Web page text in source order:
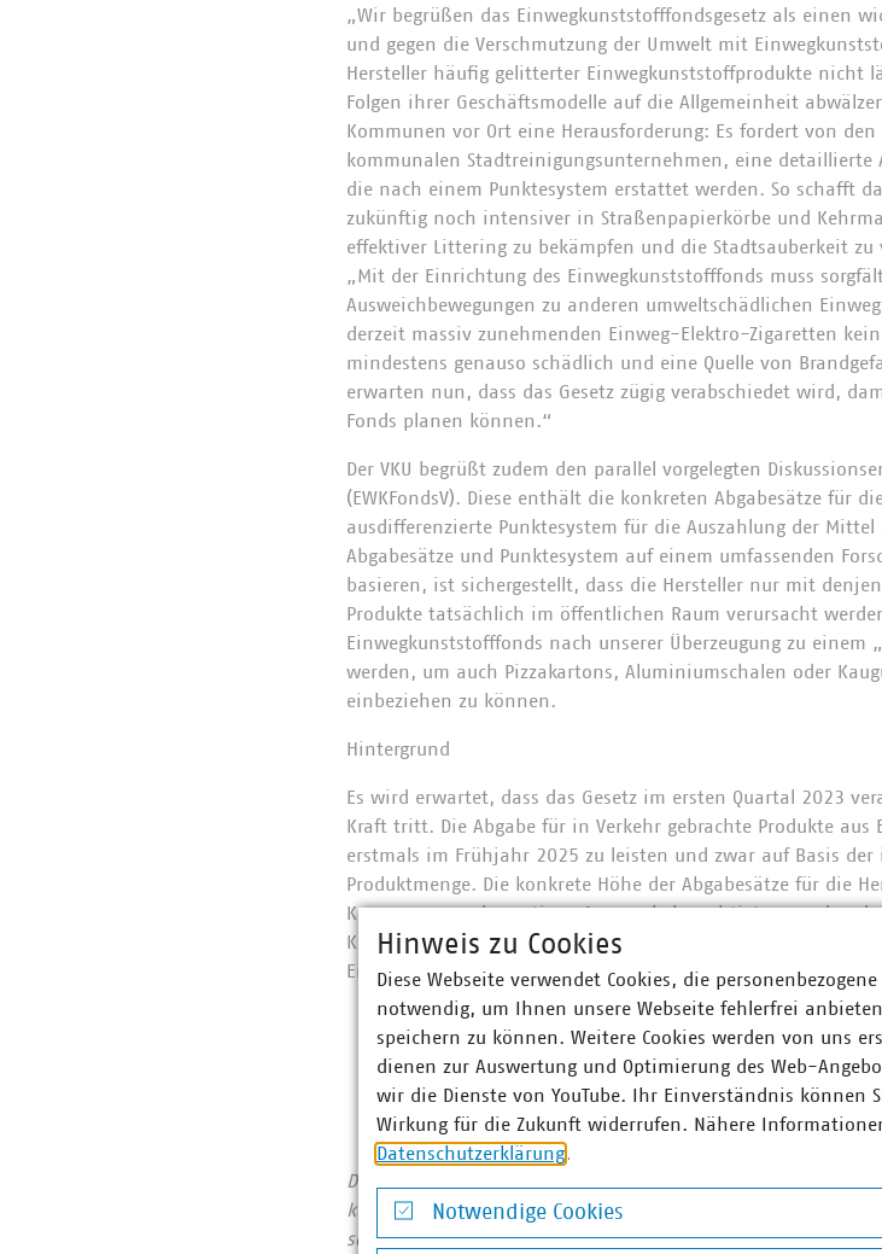
„Wir begrüßen das Einwegkunststofffondsgesetz als einen
und gegen die Verschmutzung der Umwelt mit
Hersteller häufig gelitterter Einwegkunststoffprodukte nicht
Folgen ihrer Geschäftsmodelle auf die Allgemeinheit
Kommunen vor Ort eine Herausforderung: Es fordert von
kommunalen Stadtreinigungsunternehmen, eine detaillierte
die nach einem Punktesystem erstattet werden. So schafft
zukünftig noch intensiver in Straßenpapierkörbe und
effektiver Littering zu bekämpfen und die Stadtsauberkeit zu
„Mit der Einrichtung des Einwegkunststofffonds muss
Ausweichbewegungen zu anderen umweltschädlichen
derzeit massiv zunehmenden Einweg-Elektro-Zigaretten
mindestens genauso schädlich und eine Quelle von
erwarten nun, dass das Gesetz zügig verabschiedet wird,
Fonds planen können.“
Der VKU begrüßt zudem den parallel vorgelegten
(EWKFondsV). Diese enthält die konkreten Abgabesätze für
ausdifferenzierte Punktesystem für die Auszahlung der
Abgabesätze und Punktesystem auf einem umfassenden
basieren, ist sichergestellt, dass die Hersteller nur mit
Produkte tatsächlich im öffentlichen Raum verursacht
Einwegkunststofffonds nach unserer Überzeugung zu
werden, um auch Pizzakartons, Aluminiumschalen oder
einbeziehen zu können.
Hintergrund
Es wird erwartet, dass das Gesetz im ersten Quartal 2023
Kraft tritt. Die Abgabe für in Verkehr gebrachte Produkte
erstmals im Frühjahr 2025 zu leisten und zwar auf Basis
Produktmenge. Die konkrete Höhe der Abgabesätze für die
Kommunen und sonstigen Anspruchsberechtigten werden
Kommunen erhalten dann im Herbst 2025 aus dem
Einwegkunststoffprodukte bezogenen abfallwirtschaftlichen
Der Verband kommunaler Unternehmen e. V. (VKU) vertritt
kommunalwirtschaftliche Unternehmen in den Bereichen
sowie Telekommunikation. Mit rund 283.000 Beschäftigten
Hinweis zu Cookies
Diese Webseite verwendet Cookies, die
notwendig, um Ihnen unsere Webseite fehlerfrei
speichern zu können. Weitere Cookies werden von uns
dienen zur Auswertung und Optimierung des Web-
wir die Dienste von YouTube. Ihr Einverständnis können
Wirkung für die Zukunft widerrufen. Nähere
Datenschutzerklärung.
Notwendige Cookies
Notwendige Cookies